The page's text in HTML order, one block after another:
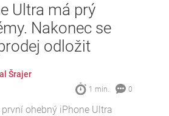
Ultra má prý
Nakonec se
odložit
Šrajer
1 min. 0
ohebný iPhone Ultra